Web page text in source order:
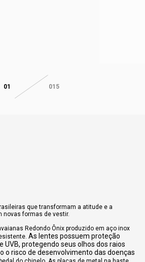
01 015
que transformam a atitude e a
novas formas de vestir.
Redondo Ônix produzido em aço inox
As lentes possuem proteção
UVB, protegendo seus olhos dos raios
o risco de desenvolvimento das doenças